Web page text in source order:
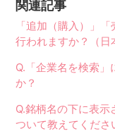
関連記事
「追加（購入）」
行われますか？（日
Q.「企業名を検索
か？
Q.銘柄名の下に表
ついて教えてくださ